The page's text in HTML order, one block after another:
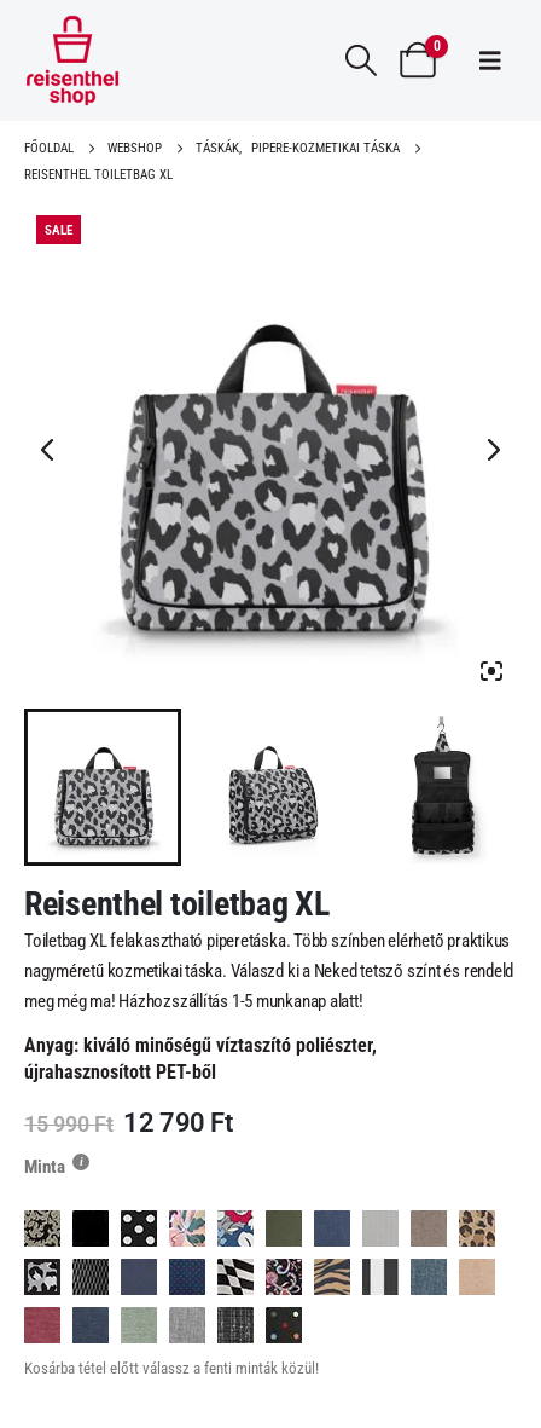
0
FŐOLDAL WEBSHOP TÁSKÁK,
PIPERE-KOZMETIKAI TÁSKA
REISENTHEL TOILETBAG XL
SALE
Reisenthel toiletbag XL
Toiletbag XL felakasztható piperetáska. Több színben elérhető praktikus
nagyméretű kozmetikai táska. Válaszd ki a Neked tetsző színt és rendeld
meg még ma! Házhozszállítás 1-5 munkanap alatt!
Anyag: kiváló minőségű víztaszító poliészter,
újrahasznosított PET-ből
15 990Ft Original
990 Ft.
12 790 FtCurrent
790 Ft.
Minta
Kosárba tétel előtt válassz a fenti minták közül!